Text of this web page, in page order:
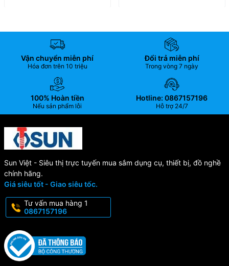
Vận chuyển miễn phí
Hóa đơn trên 10 triệu
Đổi trả miễn phí
Trong vòng 7 ngày
100% Hoàn tiền
Nếu sản phẩm lỗi
Hotline: 0867157196
Hỗ trợ 24/7
Sun Việt - Siêu thị trực tuyến mua sắm dụng cụ, thiết bị, đồ nghề
chính hãng.
Giá siêu tốt - Giao siêu tốc.
Tư vấn mua hàng 1
0867157196